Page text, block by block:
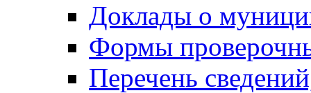
Доклады о
Формы
Перечень